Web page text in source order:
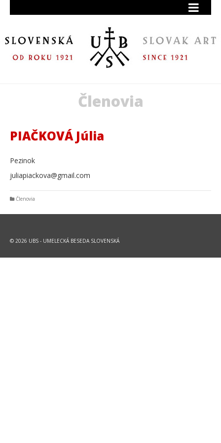
Členovia
PIAČKOVÁ Júlia
Pezinok
juliapiackova@gmail.com
Členovia
© 2026 UBS - UMELECKÁ BESEDA SLOVENSKÁ